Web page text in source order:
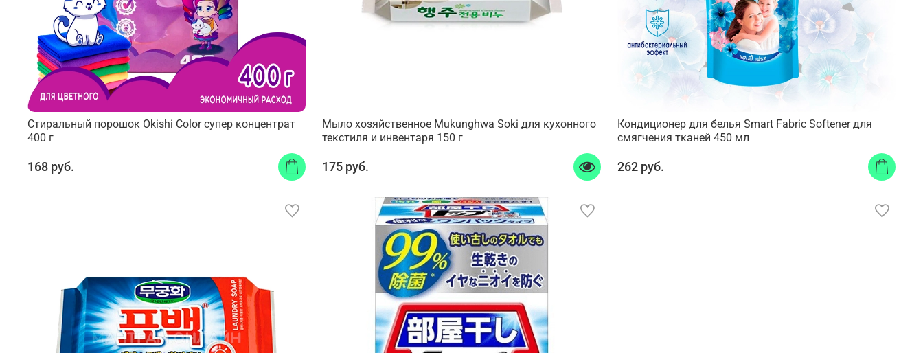
Стиральный порошок Okishi Color супер концентрат
400 г
168 руб.
Мыло хозяйственное Mukunghwa Soki для кухонного
текстиля и инвентаря 150 г
175 руб.
Кондиционер для белья Smart Fabric Softener для
смягчения тканей 450 мл
262 руб.